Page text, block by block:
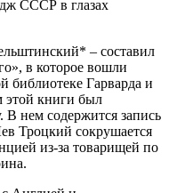
СССР в глазах
– составил
в которое вошли
библиотеке Гарварда и
этой книги был
В нем содержится запись
Троцкий сокрушается
из-за товарищей по